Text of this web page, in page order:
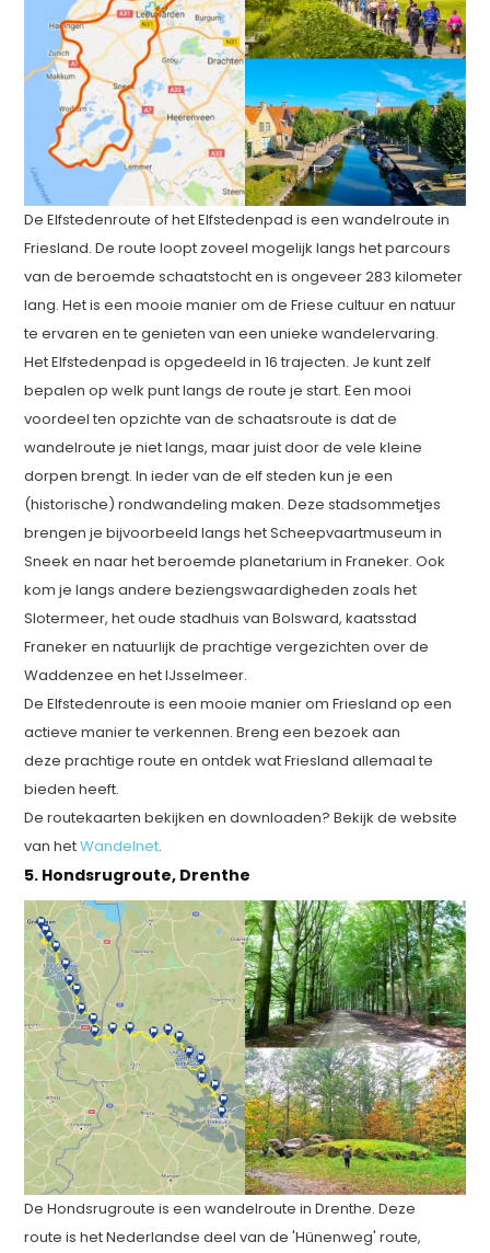
De Elfstedenroute of het Elfstedenpad is een wandelroute in
Friesland. De route loopt zoveel mogelijk langs het parcours
van de beroemde schaatstocht en is ongeveer 283 kilometer
lang. Het is een mooie manier om de Friese cultuur en natuur
te ervaren en te genieten van een unieke wandelervaring.
Het Elfstedenpad is opgedeeld in 16 trajecten. Je kunt zelf
bepalen op welk punt langs de route je start. Een mooi
voordeel ten opzichte van de schaatsroute is dat de
wandelroute je niet langs, maar juist door de vele kleine
dorpen brengt. In ieder van de elf steden kun je een
(historische) rondwandeling maken. Deze stadsommetjes
brengen je bijvoorbeeld langs het Scheepvaartmuseum in
Sneek en naar het beroemde planetarium in Franeker. Ook
kom je langs andere beziengswaardigheden zoals het
Slotermeer, het oude stadhuis van Bolsward, kaatsstad
Franeker en natuurlijk de prachtige vergezichten over de
Waddenzee en het IJsselmeer.
De Elfstedenroute is een mooie manier om Friesland op een
actieve manier te verkennen. Breng een bezoek aan
deze prachtige route en ontdek wat Friesland allemaal te
bieden heeft.
De routekaarten bekijken en downloaden? Bekijk de website
van hetWandelnet.
5. Hondsrugroute, Drenthe
De Hondsrugroute is een wandelroute in Drenthe. Deze
route is het Nederlandse deel van de 'Hünenweg' route,